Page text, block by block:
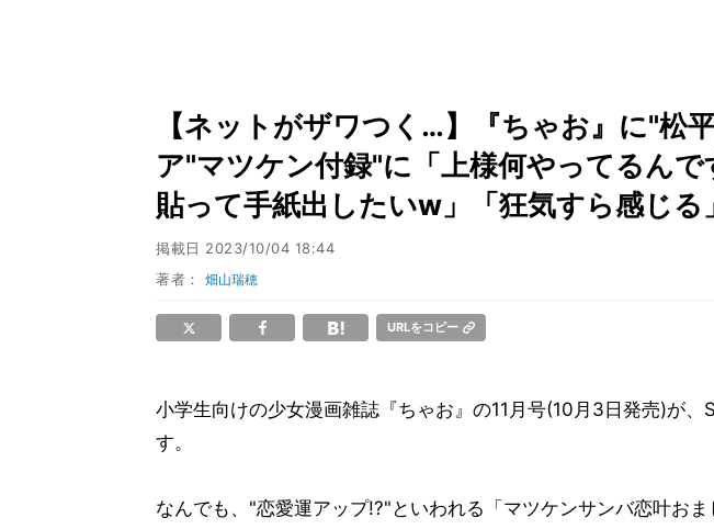
【ネットがザワつく…】『ちゃお』に"松
ア"マツケン付録"に「上様何やってるん
貼って手紙出したいw」「狂気すら感じる
掲載日 2023/10/04 18:44
著者：畑山瑞穂
URLをコピー
小学生向けの少女漫画雑誌『ちゃお』の11月号(10月3日発売)が、
す。
なんでも、"恋愛運アップ!?"といわれる「マツケンサンバ恋叶お